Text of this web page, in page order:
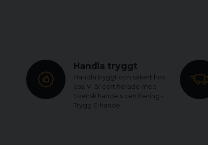
Handla tryggt
Handla tryggt och säkert hos
oss. Vi är certifierade med
Svensk handels certifiering -
Trygg E-handel.